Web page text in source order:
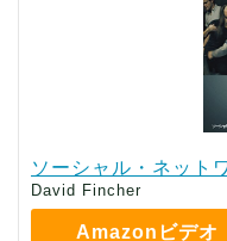
ソーシャル・ネット
David Fincher
Amazonビデオ